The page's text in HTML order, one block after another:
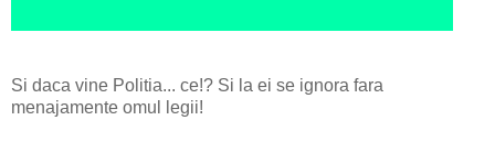
Si daca vine Politia... ce!? Si la ei se ignora fara
menajamente omul legii!